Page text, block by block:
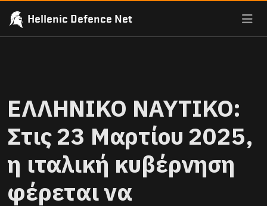
Hellenic Defence Net
ΕΛΛΗΝΙΚΟ ΝΑΥΤΙΚΟ:
Στις 23 Μαρτίου 2025,
η ιταλική κυβέρνηση
φέρεται να